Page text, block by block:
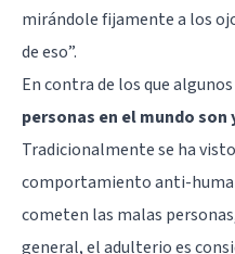
mirándole fijamente a los
de eso”.
En contra de los que
personas en el mundo son
Tradicionalmente se ha
comportamiento anti-
cometen las malas
general, el adulterio es